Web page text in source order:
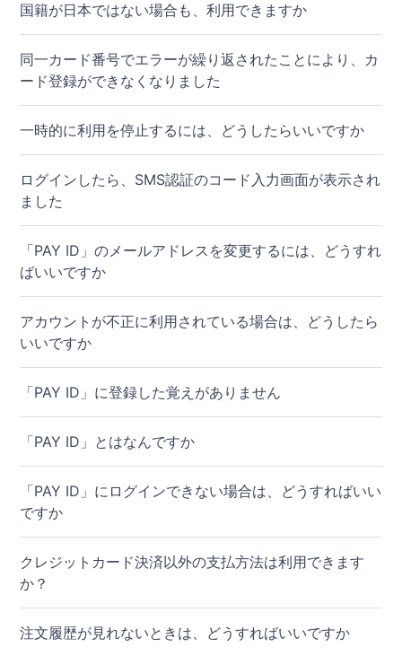
国籍が日本ではない場合も、利用できますか
同一カード番号でエラーが繰り返されたことにより、カ
ード登録ができなくなりました
一時的に利用を停止するには、どうしたらいいですか
ログインしたら、SMS認証のコード入力画面が表示され
ました
「PAY ID」のメールアドレスを変更するには、どうすれ
ばいいですか
アカウントが不正に利用されている場合は、どうしたら
いいですか
「PAY ID」に登録した覚えがありません
「PAY ID」とはなんですか
「PAY ID」にログインできない場合は、どうすればいい
ですか
クレジットカード決済以外の支払方法は利用できます
か？
注文履歴が見れないときは、どうすればいいですか